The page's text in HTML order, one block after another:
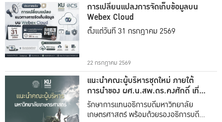
การเปลี่ยนแปลงการจัดเก็บข้อมูลบน
Webex Cloud
ตั้งแต่วันที่ 31 กรกฎาคม 2569
22 กรกฎาคม 2569
แนะนำคณะผู้บริหารชุดใหม่ ภายใต้
การนำของ ผศ.น.สพ.ดร.คงศักดิ์ เที่ยง
ธรรม
รักษาการแทนอธิการบดีมหาวิทยาลัย
เกษตรศาสตร์ พร้อมด้วยรองอธิการบดีทั้ง